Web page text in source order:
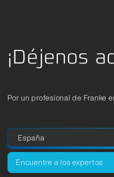
¡Déjenos
Por un profesional de Franke
Encuentre a los expertos